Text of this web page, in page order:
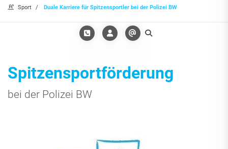
Sport Duale Karriere für Spitzensportler bei der Polizei BW
Spitzensportförderung
bei der Polizei BW